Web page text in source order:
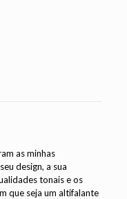
as minhas
design, a sua
tonais e os
que seja um altifalante